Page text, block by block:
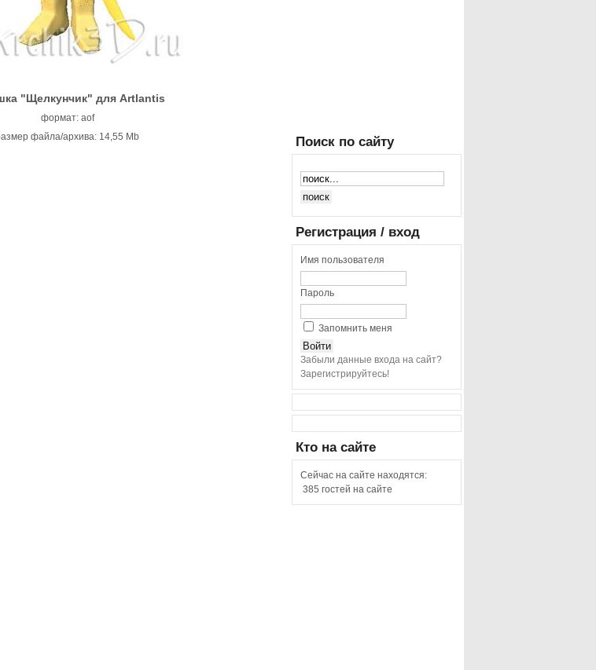
"Щелкунчик" для Artlantis
формат: aof
файла/архива: 14,55 Mb
Поиск по сайту
Регистрация / вход
Имя пользователя
Пароль
Запомнить меня
Забыли данные входа на сайт?
Зарегистрируйтесь!
Кто на сайте
Сейчас на сайте находятся:
385 гостей на сайте